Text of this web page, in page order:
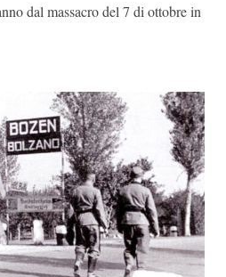
dal massacro del 7 di ottobre in